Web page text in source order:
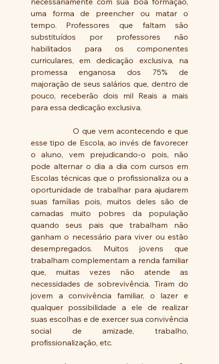
uma forma de preencher ou matar o
tempo. Professores que faltam são
substituídos por professores não
habilitados para os componentes
curriculares, em dedicação exclusiva, na
promessa enganosa dos 75% de
majoração de seus salários que, dentro de
pouco, receberão dois mil Reais a mais
para essa dedicação exclusiva.
                O que vem acontecendo e que
esse tipo de Escola, ao invés de favorecer
o aluno, vem prejudicando-o pois, não
pode alternar o dia a dia com cursos em
Escolas técnicas que o profissionaliza ou a
oportunidade de trabalhar para ajudarem
suas famílias pois, muitos deles são de
camadas muito pobres da população
quando seus pais que trabalham não
ganham o necessário para viver ou estão
desempregados. Muitos jovens que
trabalham complementam a renda familiar
que, muitas vezes não atende as
necessidades de sobrevivência. Tiram do
jovem a convivência familiar, o lazer e
qualquer possibilidade a ele de realizar
suas escolhas e de exercer sua convivência
social de amizade, trabalho,
profissionalização, etc.